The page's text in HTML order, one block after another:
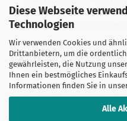
Diese Webseite
Technologien
Wir verwenden Cookies und
Drittanbietern, um die
gewährleisten, die Nutzung
Ihnen ein bestmögliches
Informationen finden Sie in
Alle
Wir führen Schminkfarben
BodyArt & Mehron sowie
Sie haben Fragen?
telefonisch:
06132-7389580
oder per mail unter:
mail@kreativ-store24.de